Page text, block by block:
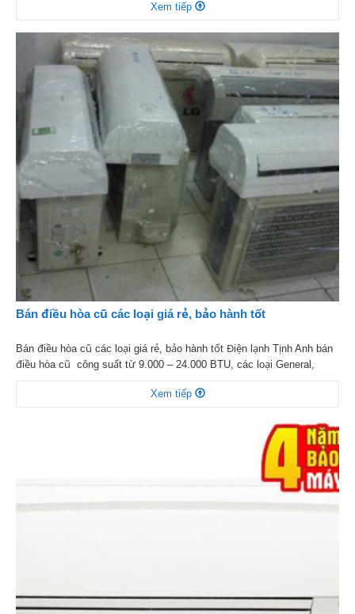
tiết kiệm điện hơn, phù hợp cho các tòa nhà, trung […]
Xem tiếp
Bán điều hòa cũ các loại giá rẻ, bảo hành tốt
Bán điều hòa cũ các loại giá rẻ, bảo hành tốt Điện lạnh Tịnh Anh bán
điều hòa cũ công suất từ 9.000 – 24.000 BTU, các loại General,
Mitsubishi, … Có rất nhiều hàng để quý khách hàng lựa chọn với giá
Xem tiếp